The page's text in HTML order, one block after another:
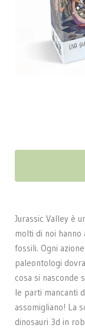
Jurassic Valley è
molti di noi
fossili. Ogni
paleontologi
cosa si nasconde
le parti mancanti
assomigliano! La
dinosauri 3d in